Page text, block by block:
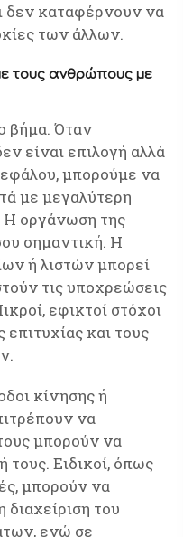
δεν καταφέρνουν να
των άλλων.
τους ανθρώπους με
βήμα. Όταν
είναι επιλογή αλλά
μπορούμε να
με μεγαλύτερη
Η οργάνωση της
σημαντική. Η
ή λιστών μπορεί
τις υποχρεώσεις
εφικτοί στόχοι
και τους
κίνησης ή
να
μπορούν να
Ειδικοί, όπως
μπορούν να
διαχείριση του
ενώ σε